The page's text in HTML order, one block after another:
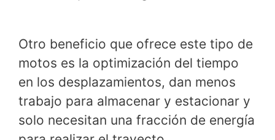
Otro beneficio que ofrece este tipo de
motos es la optimización del tiempo
en los desplazamientos, dan menos
trabajo para almacenar y estacionar y
solo necesitan una fracción de energía